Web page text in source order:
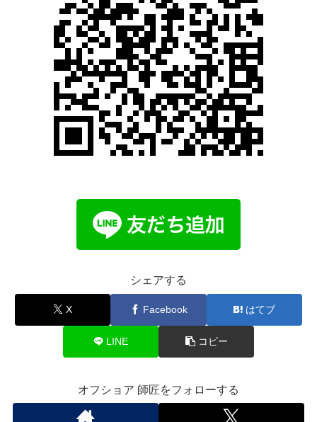
シェアする
X Facebook はてブ
LINE コピー
オフショア 師匠をフォローする